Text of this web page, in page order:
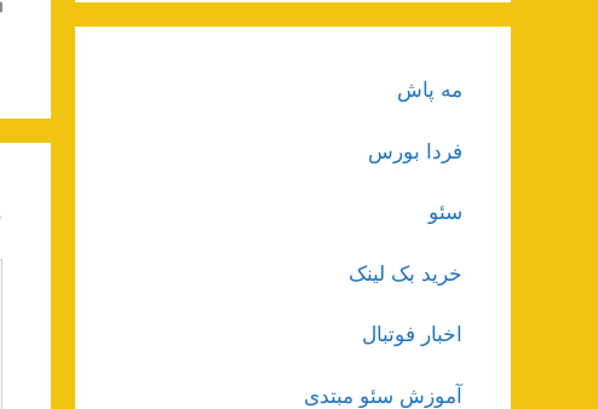
مه پاش
فردا بورس
سئو
خرید بک لینک
اخبار فوتبال
آموزش سئو مبتدی